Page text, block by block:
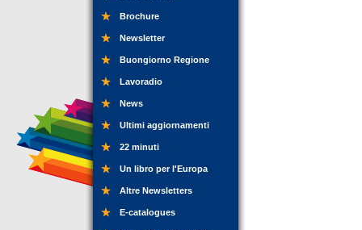
Brochure
Newsletter
Buongiorno Regione
Lavoradio
News
Ultimi aggiornamenti
22 minuti
Un libro per l'Europa
Altre Newsletters
E-catalogues